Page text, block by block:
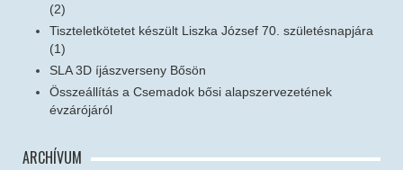
(2)
Tiszteletkötetet készült Liszka József 70. születésnapjára
(1)
SLA 3D íjászverseny Bősön
Összeállítás a Csemadok bősi alapszervezetének
évzárójáról
ARCHÍVUM